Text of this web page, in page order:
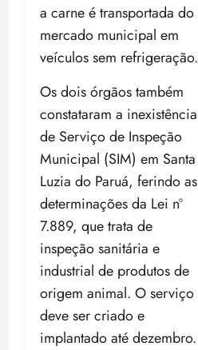
a carne é transportada do
mercado municipal em
veículos sem refrigeração.
Os dois órgãos também
constataram a inexistência
de Serviço de Inspeção
Municipal (SIM) em Santa
Luzia do Paruá, ferindo as
determinações da Lei nº
7.889, que trata de
inspeção sanitária e
industrial de produtos de
origem animal. O serviço
deve ser criado e
implantado até dezembro.